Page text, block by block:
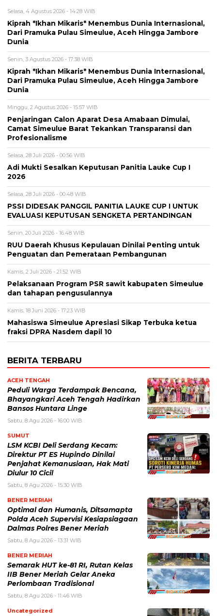
Selasa, 4 Agustus 2026 - 14:28 WIB
Kiprah *Ikhan Mikaris* Menembus Dunia Internasional,
Dari Pramuka Pulau Simeulue, Aceh Hingga Jambore
Dunia
Senin, 3 Agustus 2026 - 17:38 WIB
Kiprah *Ikhan Mikaris* Menembus Dunia Internasional,
Dari Pramuka Pulau Simeulue, Aceh Hingga Jambore
Dunia
Minggu, 2 Agustus 2026 - 15:57 WIB
Penjaringan Calon Aparat Desa Amabaan Dimulai,
Camat Simeulue Barat Tekankan Transparansi dan
Profesionalisme
Selasa, 28 Juli 2026 - 00:56 WIB
Adi Mukti Sesalkan Keputusan Panitia Lauke Cup I
2026
Selasa, 28 Juli 2026 - 00:48 WIB
PSSI DIDESAK PANGGIL PANITIA LAUKE CUP I UNTUK
EVALUASI KEPUTUSAN SENGKETA PERTANDINGAN
Senin, 20 Juli 2026 - 16:48 WIB
RUU Daerah Khusus Kepulauan Dinilai Penting untuk
Penguatan dan Pemerataan Pembangunan
Kamis, 2 Juli 2026 - 21:52 WIB
Pelaksanaan Program PSR sawit kabupaten Simeulue
dan tahapan pengusulannya
Kamis, 18 Juni 2026 - 17:23 WIB
Mahasiswa Simeulue Apresiasi Sikap Terbuka ketua
fraksi DPRA Nasdem dapil 10
BERITA TERBARU
ACEH TENGAH
Peduli Warga Terdampak Bencana,
Bhayangkari Aceh Tengah Hadirkan
Bansos Huntara Linge
Sabtu, 8 Agu 2026 - 16:00 WIB
SUMUT
LSM KCBI Deli Serdang Kecam:
Direktur PT ES Hupindo Dinilai
Penjahat Kemanusiaan, Hak Mati
Diulur 10 Cicil
Sabtu, 8 Agu 2026 - 15:30 WIB
BENER MERIAH
Optimal dan Humanis, Ditsamapta
Polda Aceh Supervisi Kesiapsiagaan
Dalmas Polres Bener Meriah
Sabtu, 8 Agu 2026 - 13:31 WIB
BENER MERIAH
Semarak HUT ke-81 RI, Rutan Kelas
IIB Bener Meriah Gelar Aneka
Perlombaan Tradisional
Sabtu, 8 Agu 2026 - 11:46 WIB
Uncategorized